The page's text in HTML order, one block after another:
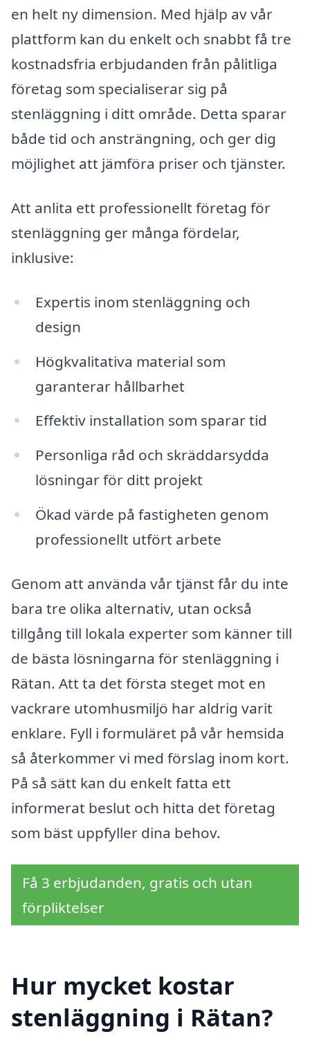
en helt ny dimension. Med hjälp av vår
plattform kan du enkelt och snabbt få tre
kostnadsfria erbjudanden från pålitliga
företag som specialiserar sig på
stenläggning i ditt område. Detta sparar
både tid och ansträngning, och ger dig
möjlighet att jämföra priser och tjänster.
Att anlita ett professionellt företag för
stenläggning ger många fördelar,
inklusive:
Expertis inom stenläggning och
design
Högkvalitativa material som
garanterar hållbarhet
Effektiv installation som sparar tid
Personliga råd och skräddarsydda
lösningar för ditt projekt
Ökad värde på fastigheten genom
professionellt utfört arbete
Genom att använda vår tjänst får du inte
bara tre olika alternativ, utan också
tillgång till lokala experter som känner till
de bästa lösningarna för stenläggning i
Rätan. Att ta det första steget mot en
vackrare utomhusmiljö har aldrig varit
enklare. Fyll i formuläret på vår hemsida
så återkommer vi med förslag inom kort.
På så sätt kan du enkelt fatta ett
informerat beslut och hitta det företag
som bäst uppfyller dina behov.
Få 3 erbjudanden, gratis och utan
förpliktelser
Hur mycket kostar
stenläggning i Rätan?